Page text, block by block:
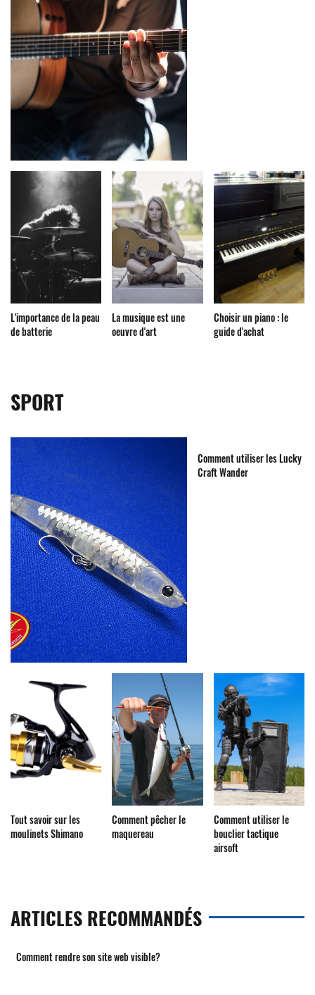
L'importance de la peau
de batterie
La musique est une
oeuvre d'art
Choisir un piano : le
guide d'achat
SPORT
Comment utiliser les Lucky
Craft Wander
Tout savoir sur les
moulinets Shimano
Comment pêcher le
maquereau
Comment utiliser le
bouclier tactique
airsoft
ARTICLES RECOMMANDÉS
Comment rendre son site web visible?